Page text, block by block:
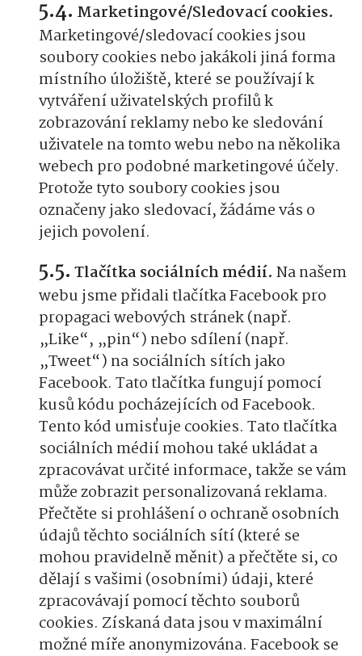
Marketingové/Sledovací cookies.
Marketingové/sledovací cookies jsou
soubory cookies nebo jakákoli jiná forma
místního úložiště, které se používají k
vytváření uživatelských profilů k
zobrazování reklamy nebo ke sledování
uživatele na tomto webu nebo na několika
webech pro podobné marketingové účely.
Protože tyto soubory cookies jsou
označeny jako sledovací, žádáme vás o
jejich povolení.
Tlačítka sociálních médií. Na našem
webu jsme přidali tlačítka Facebook pro
propagaci webových stránek (např.
„Like“, „pin“) nebo sdílení (např.
„Tweet“) na sociálních sítích jako
Facebook. Tato tlačítka fungují pomocí
kusů kódu pocházejících od Facebook.
Tento kód umisťuje cookies. Tato tlačítka
sociálních médií mohou také ukládat a
zpracovávat určité informace, takže se vám
může zobrazit personalizovaná reklama.
Přečtěte si prohlášení o ochraně osobních
údajů těchto sociálních sítí (které se
mohou pravidelně měnit) a přečtěte si, co
dělají s vašimi (osobními) údaji, které
zpracovávají pomocí těchto souborů
cookies. Získaná data jsou v maximální
možné míře anonymizována. Facebook se